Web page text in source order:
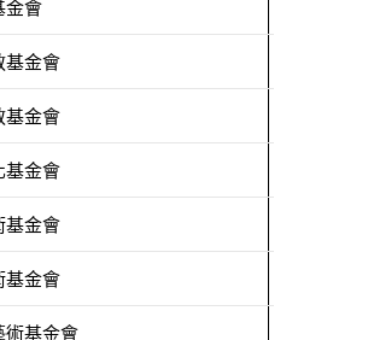
金會
基金會
基金會
基金會
基金會
基金會
術基金會